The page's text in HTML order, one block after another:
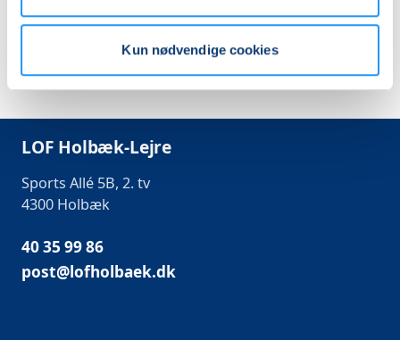
Kun nødvendige cookies
LOF Holbæk-Lejre
Sports Allé 5B, 2. tv
4300 Holbæk
40 35 99 86
post@lofholbaek.dk